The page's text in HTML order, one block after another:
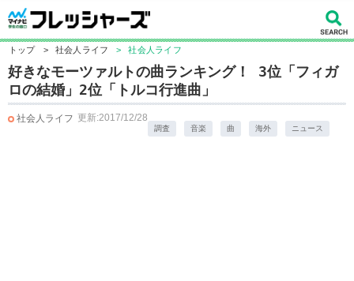
トップ > 社会人ライフ > 社会人ライフ
好きなモーツァルトの曲ランキング！ 3位「フィガ
ロの結婚」2位「トルコ行進曲」
社会人ライフ 更新:2017/12/28
調査 音楽 曲 海外 ニュース